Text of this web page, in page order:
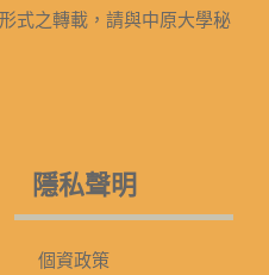
式之轉載，請與中原大學秘
隱私聲明
個資政策